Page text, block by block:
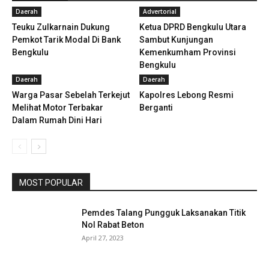
Daerah
Teuku Zulkarnain Dukung
Pemkot Tarik Modal Di Bank
Bengkulu
Advertorial
Ketua DPRD Bengkulu Utara
Sambut Kunjungan
Kemenkumham Provinsi
Bengkulu
Daerah
Warga Pasar Sebelah Terkejut
Melihat Motor Terbakar
Dalam Rumah Dini Hari
Daerah
Kapolres Lebong Resmi
Berganti
MOST POPULAR
Pemdes Talang Pungguk Laksanakan Titik
Nol Rabat Beton
April 27, 2023